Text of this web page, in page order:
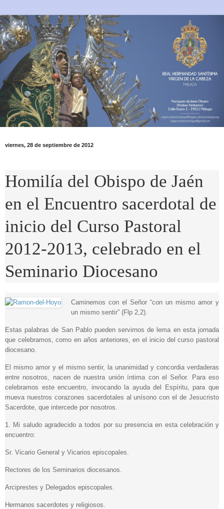
viernes, 28 de septiembre de 2012
Homilía del Obispo de Jaén
en el Encuentro sacerdotal de
inicio del Curso Pastoral
2012-2013, celebrado en el
Seminario Diocesano
Caminemos con el Señor “con un mismo amor y
un mismo sentir” (Flp 2,2).
Estas palabras de San Pablo pueden servirnos de lema en esta jornada
que celebramos, como en años anteriores, en el inicio del curso pastoral
diocesano.
El mismo amor y el mismo sentir, la unanimidad y concordia verdaderas
entre nosotros, nacen de nuestra unión íntima con el Señor. Para eso
celebramos este encuentro, invocando la ayuda del Espíritu, para que
mueva nuestros corazones sacerdotales al unísono con el de Jesucristo
Sacerdote, que intercede por nosotros.
1. Mi saludo agradecido a todos por su presencia en esta celebración y
encuentro:
Sr. Vicario General y Vicarios episcopales.
Rectores de los Seminarios diocesanos.
Arciprestes y Delegados episcopales.
Hermanos sacerdotes y religiosos.